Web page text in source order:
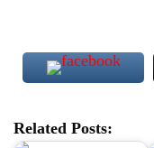
Related Posts: